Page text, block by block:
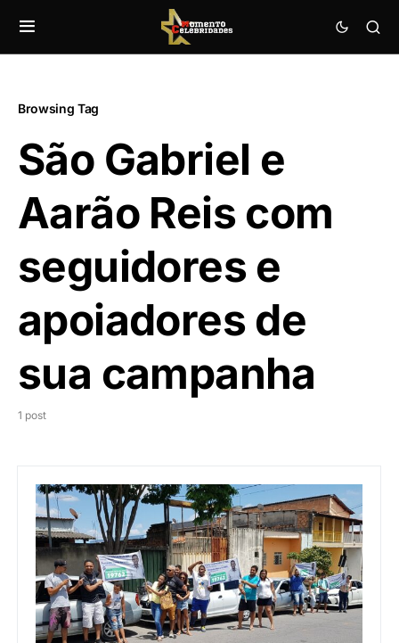
Browsing Tag
São Gabriel e
Aarão Reis com
seguidores e
apoiadores de
sua campanha
1 post